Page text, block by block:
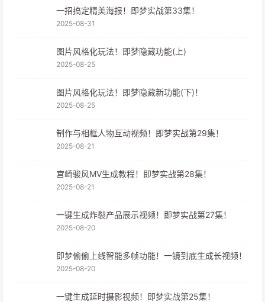
一招搞定精美海报！即梦实战第33集！
2025-08-31
图片风格化玩法！即梦隐藏功能(上)
2025-08-25
图片风格化玩法！即梦隐藏新功能(下)！
2025-08-25
制作与相框人物互动视频！即梦实战第29集！
2025-08-21
宫崎骏风MV生成教程！即梦实战第28集！
2025-08-21
一键生成炸裂产品展示视频！即梦实战第27集！
2025-08-20
即梦偷偷上线智能多帧功能！一镜到底生成长视频！
2025-08-20
一键生成延时摄影视频！即梦实战第25集！